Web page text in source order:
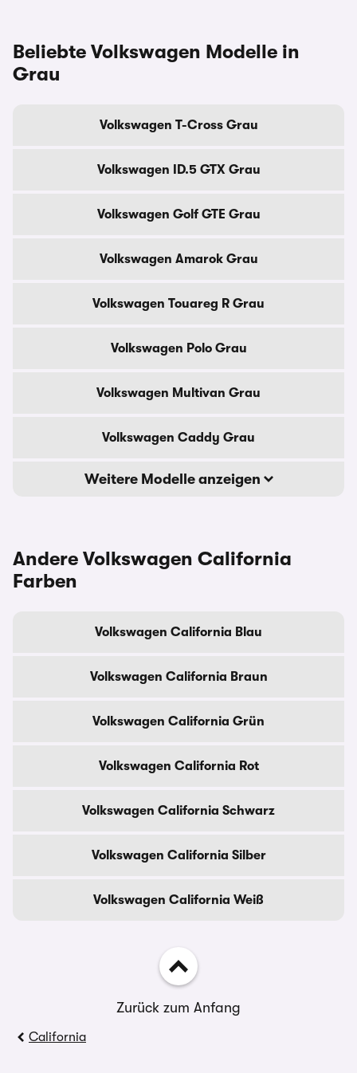
Beliebte Volkswagen Modelle in
Grau
Volkswagen T-Cross Grau
Volkswagen ID.5 GTX Grau
Volkswagen Golf GTE Grau
Volkswagen Amarok Grau
Volkswagen Touareg R Grau
Volkswagen Polo Grau
Volkswagen Multivan Grau
Volkswagen Caddy Grau
Weitere Modelle anzeigen
Andere Volkswagen California
Farben
Volkswagen California Blau
Volkswagen California Braun
Volkswagen California Grün
Volkswagen California Rot
Volkswagen California Schwarz
Volkswagen California Silber
Volkswagen California Weiß
Zurück zum Anfang
California